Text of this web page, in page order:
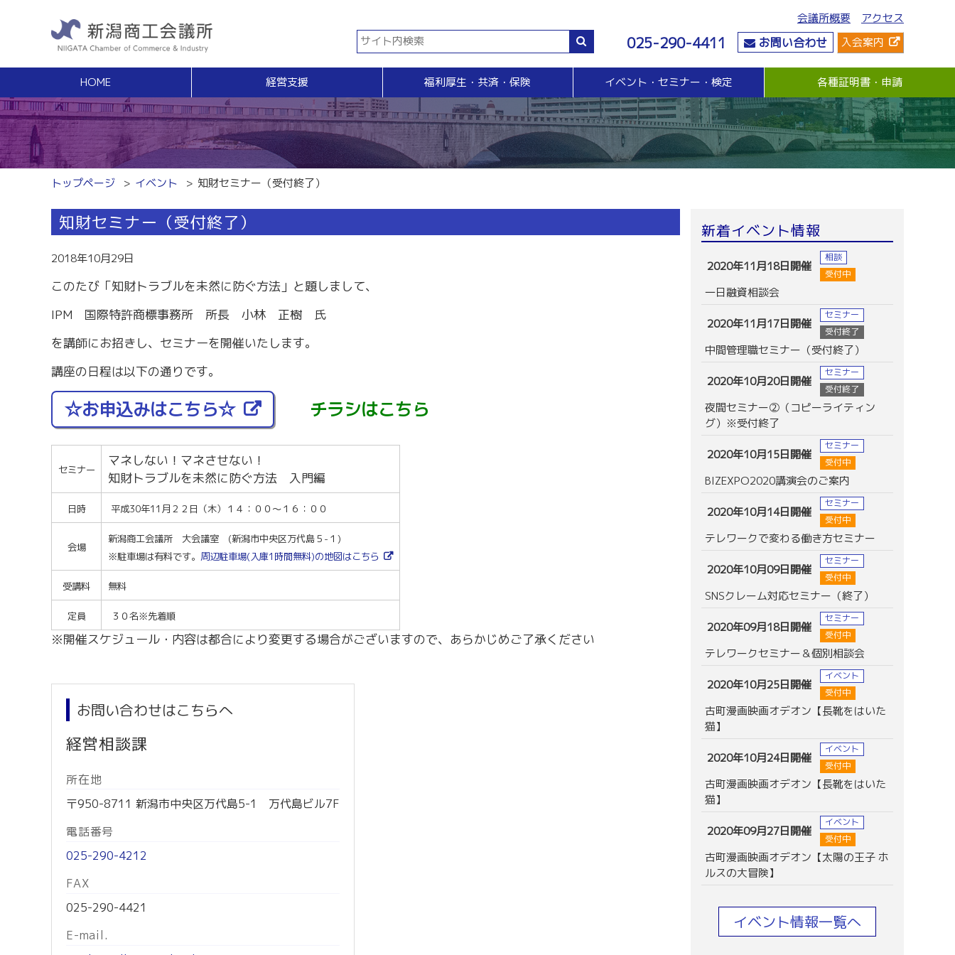
会議所概要 アクセス
025-290-4411 お問い合わせ 入会案内
HOME 経営支援
経営支援
経営相談
無料窓口相談
専門家ネットワーク
経営安定特別相談室
中小企業支援サイト「ミラサポ」
新潟県建設サポートセンター
税務相談（無料相談窓口）
労務・雇用関係
労務・雇用・賃金相談（無料相談窓口）
賃金関係諸統計・説明会
事業承継・Ｍ＆Ａ
事業承継支援（無料相談窓口）
事業承継簡易診断
M＆Aの相談・斡旋
創業塾
事業計画・創業融資相談（無料窓口相談）
商工会議所ライブラリー
経営発達支援
販売拡大・人脈
販売拡大
商い情報便
電子商い情報便
商いつなぐサイト
交流会
資金・融資
無担保・無保証人融資
各種融資制度紹介
社会情勢
要望・提言
地域活性化
福利厚生・共済・保険
福利
健康増進サポート
共済等
生命共済制度「チューリップ共済」
小規模企業共済制度
火災共済
国民年金基金
危機管理
危機管理支援（無料窓口相談）
与信管理支援(あんしん取引情報提供事業)
ビジネス総合保険制度
売上債権保全制度（グループ取引信用保険）
業務災害補償プラン
休業補償プラン
イベント・セミナー・検定
イベント・セミナー・検定
イベント・セミナー
検定
各種証明書・申請
各種証明書・申請
貿易関係証明
電子証明書発行
【受付終了】GS1事業者（JAN企業）コード
トップページ イベント 知財セミナー（受付終了）
知財セミナー（受付終了）
2018年10月29日
このたび「知財トラブルを未然に防ぐ方法」と題しまして、
IPM 国際特許商標事務所 所長 小林 正樹 氏
を講師にお招きし、セミナーを開催いたします。
講座の日程は以下の通りです。
☆お申込みはこちら☆ チラシはこちら
セミナー
マネしない！マネさせない！
知財トラブルを未然に防ぐ方法 入門編
日時 平成30年11月２２日（木）１４：００～１６：００
会場
新潟商工会議所 大会議室 (新潟市中央区万代島５-１)
※駐車場は有料です。 周辺駐車場(入庫1時間無料)の地図はこちら
受講料 無料
定員 ３０名※先着順
※開催スケジュール・内容は都合により変更する場合がございますので、あらかじめご了承ください
お問い合わせはこちらへ
経営相談課
所在地
〒950-8711 新潟市中央区万代島5-1 万代島ビル7F
電話番号
025-290-4212
FAX
025-290-4421
E-mail.
新着イベント情報
2020年11月18日開催
相談
受付中
一日融資相談会
2020年11月17日開催
セミナー
受付終了
中間管理職セミナー（受付終了）
2020年10月20日開催
セミナー
受付終了
夜間セミナー②（コピーライティン
グ）※受付終了
2020年10月15日開催
セミナー
受付中
BIZEXPO2020講演会のご案内
2020年10月14日開催
セミナー
受付中
テレワークで変わる働き方セミナー
2020年10月09日開催
セミナー
受付中
SNSクレーム対応セミナー（終了）
2020年09月18日開催
セミナー
受付中
テレワークセミナー＆個別相談会
2020年10月25日開催
イベント
受付中
古町漫画映画オデオン【長靴をはいた
猫】
2020年10月24日開催
イベント
受付中
古町漫画映画オデオン【長靴をはいた
猫】
2020年09月27日開催
イベント
受付中
古町漫画映画オデオン【太陽の王子 ホ
ルスの大冒険】
イベント情報一覧へ